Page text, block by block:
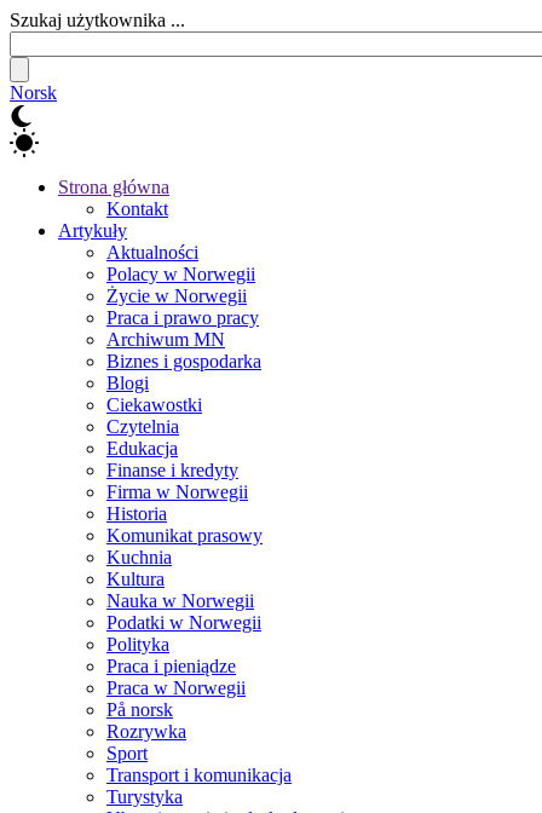
Szukaj użytkownika ...
Norsk
Strona główna
Kontakt
Artykuły
Aktualności
Polacy w Norwegii
Życie w Norwegii
Praca i prawo pracy
Archiwum MN
Biznes i gospodarka
Blogi
Ciekawostki
Czytelnia
Edukacja
Finanse i kredyty
Firma w Norwegii
Historia
Komunikat prasowy
Kuchnia
Kultura
Nauka w Norwegii
Podatki w Norwegii
Polityka
Praca i pieniądze
Praca w Norwegii
På norsk
Rozrywka
Sport
Transport i komunikacja
Turystyka